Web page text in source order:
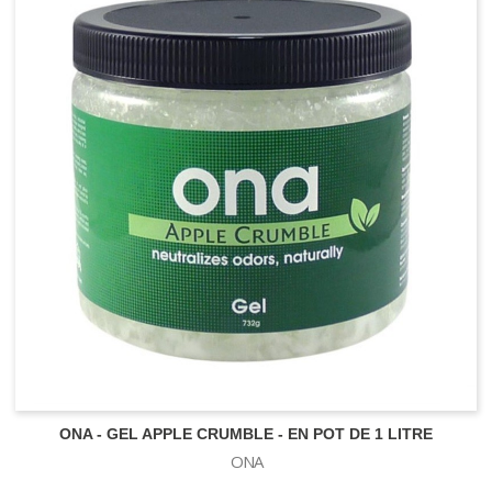
ONA - GEL APPLE CRUMBLE - EN POT DE 1 LITRE
ONA